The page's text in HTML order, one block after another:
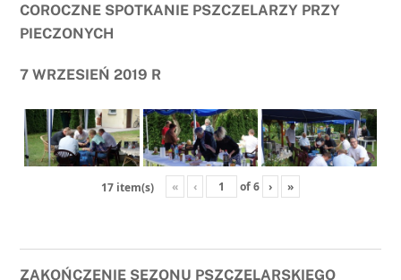
COROCZNE SPOTKANIE PSZCZELARZY PRZY
PIECZONYCH
7 WRZESIEŃ 2019 R
17 item(s) « ‹ of6 › »
ZAKOŃCZENIE SEZONU PSZCZELARSKIEGO